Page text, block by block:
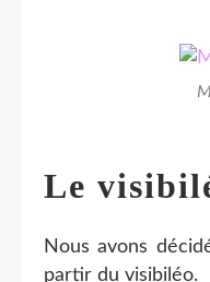
Le
Nous avons
partir du visibiléo.